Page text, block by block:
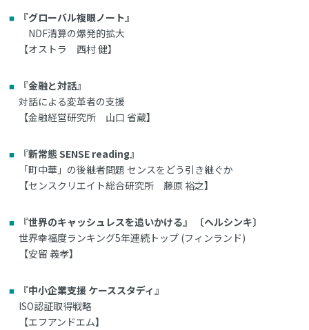
『グローバル複眼ノート』
NDF清算の爆発的拡大
【オストラ 西村 健】
『金融と対話』
対話による変革者の支援
【金融経営研究所 山口 省蔵】
『新常態 SENSE reading』
「町中華」の後継者問題 センスをどう引き継ぐか
【センスクリエイト総合研究所 藤原 裕之】
『世界のキャッシュレスを追いかける』 〔ヘルシンキ〕
世界幸福度ランキング5年連続トップ (フィンランド)
【安留 義孝】
『中小企業支援 ケーススタディ』
ISO認証取得戦略
【エフアンドエム】